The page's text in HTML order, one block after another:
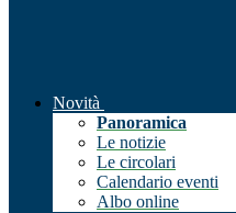
Novità
Panoramica
Le notizie
Le circolari
Calendario eventi
Albo online